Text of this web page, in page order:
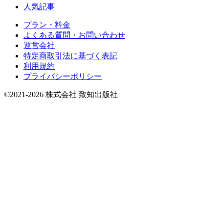
人気記事
プラン・料金
よくある質問・お問い合わせ
運営会社
特定商取引法に基づく表記
利用規約
プライバシーポリシー
©2021-2026 株式会社 致知出版社